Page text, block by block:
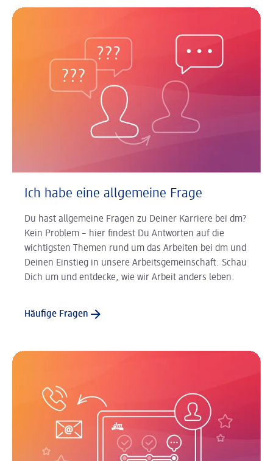
Ich habe eine allgemeine Frage
Du hast allgemeine Fragen zu Deiner Karriere bei dm?
Kein Problem – hier findest Du Antworten auf die
wichtigsten Themen rund um das Arbeiten bei dm und
Deinen Einstieg in unsere Arbeitsgemeinschaft. Schau
Dich um und entdecke, wie wir Arbeit anders leben.
Häufige Fragen